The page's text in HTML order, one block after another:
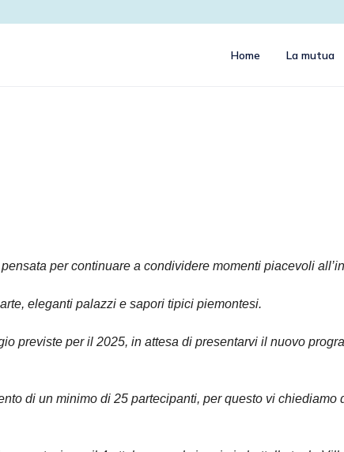
Home La mutua
per continuare a condividere momenti piacevoli
eleganti palazzi e sapori tipici piemontesi.
previste per il 2025, in attesa di presentarvi il nuovo
di un minimo di 25 partecipanti, per questo vi